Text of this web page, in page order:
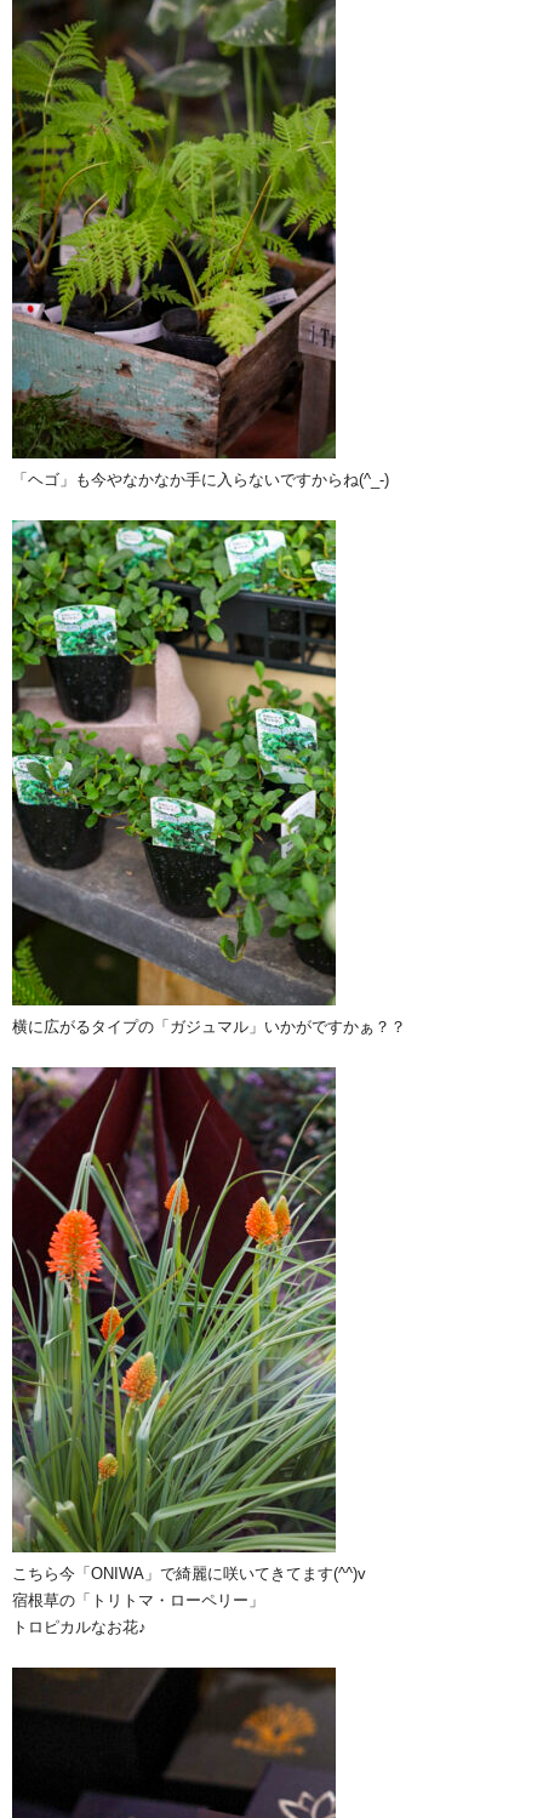
「ヘゴ」も今やなかなか手に入らないですからね(^_-)
横に広がるタイプの「ガジュマル」いかがですかぁ？？
こちら今「ONIWA」で綺麗に咲いてきてます(^^)v
宿根草の「トリトマ・ローペリー」
トロピカルなお花♪